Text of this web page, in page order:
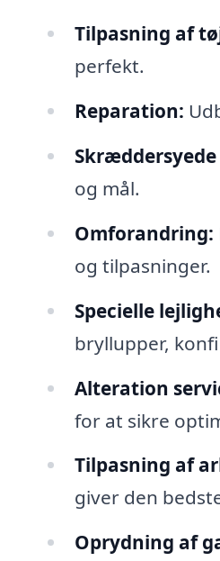
Tilpasning af
perfekt.
Reparation:
Skræddersyede
og mål.
Omforandring:
og tilpasninger.
Specielle
bryllupper,
Alteration
for at sikre
Tilpasning af
giver den
Oprydning af